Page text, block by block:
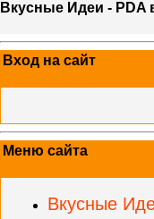
Вкусные Идеи - PDA
Вход на сайт
Меню сайта
Вкусные